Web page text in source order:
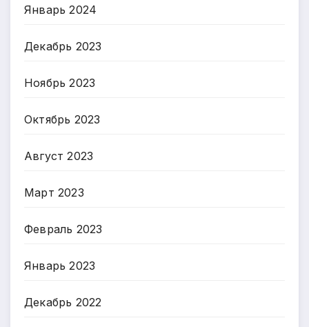
Январь 2024
Декабрь 2023
Ноябрь 2023
Октябрь 2023
Август 2023
Март 2023
Февраль 2023
Январь 2023
Декабрь 2022